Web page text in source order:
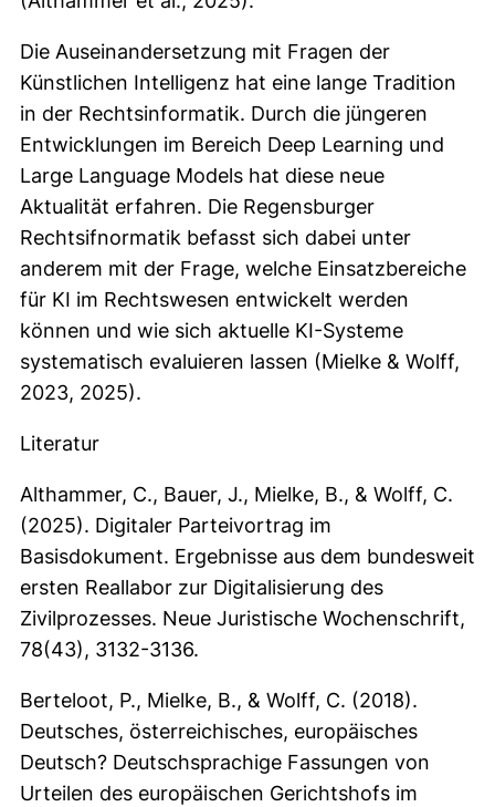
Die Auseinandersetzung mit Fragen der
Künstlichen Intelligenz hat eine lange Tradition
in der Rechtsinformatik. Durch die jüngeren
Entwicklungen im Bereich Deep Learning und
Large Language Models hat diese neue
Aktualität erfahren. Die Regensburger
Rechtsifnormatik befasst sich dabei unter
anderem mit der Frage, welche Einsatzbereiche
für KI im Rechtswesen entwickelt werden
können und wie sich aktuelle KI-Systeme
systematisch evaluieren lassen (Mielke & Wolff,
2023, 2025).
Literatur
Althammer, C., Bauer, J., Mielke, B., & Wolff, C.
(2025). Digitaler Parteivortrag im
Basisdokument. Ergebnisse aus dem bundesweit
ersten Reallabor zur Digitalisierung des
Zivilprozesses. Neue Juristische Wochenschrift,
78(43), 3132-3136.
Berteloot, P., Mielke, B., & Wolff, C. (2018).
Deutsches, österreichisches, europäisches
Deutsch? Deutschsprachige Fassungen von
Urteilen des europäischen Gerichtshofs im